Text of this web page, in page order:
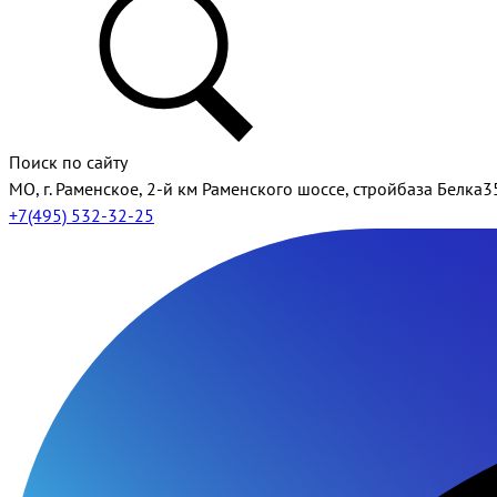
Поиск по сайту
МО, г. Раменское, 2-й км Раменского шоссе, стройбаза
+7(495) 532-32-25